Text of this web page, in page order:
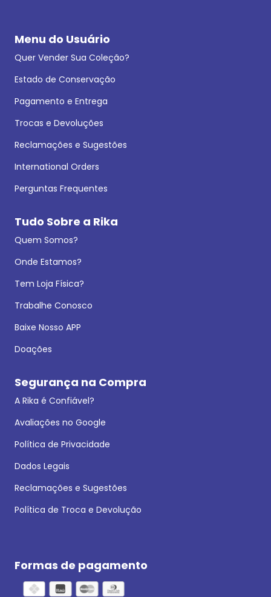
Menu do Usuário
Quer Vender Sua Coleção?
Estado de Conservação
Pagamento e Entrega
Trocas e Devoluções
Reclamações e Sugestões
International Orders
Perguntas Frequentes
Tudo Sobre a Rika
Quem Somos?
Onde Estamos?
Tem Loja Física?
Trabalhe Conosco
Baixe Nosso APP
Doações
Segurança na Compra
A Rika é Confiável?
Avaliações no Google
Política de Privacidade
Dados Legais
Reclamações e Sugestões
Política de Troca e Devolução
Formas de pagamento